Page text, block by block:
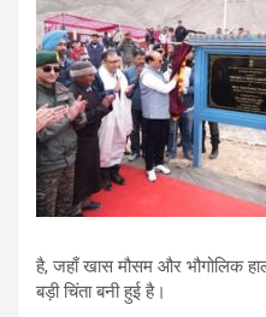
है, जहाँ खास मौसम और भौगोलिक
बड़ी चिंता बनी हुई है।